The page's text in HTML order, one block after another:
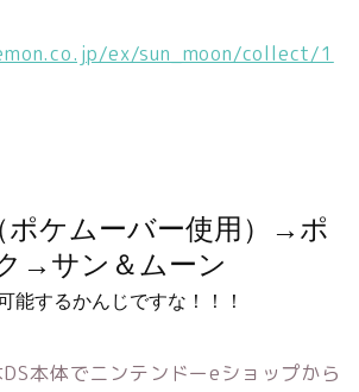
ex/sun_moon/collect/1
ポケムーバー使用）→ポ
→サン＆ムーン
能するかんじですな！！！
本体でニンテンドーeショップから